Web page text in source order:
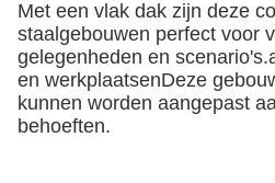
Met een vlak dak zijn deze
staalgebouwen perfect voor
gelegenheden en
en werkplaatsenDeze
kunnen worden aangepast
behoeften.